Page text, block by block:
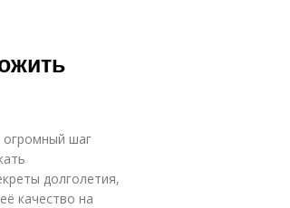
огромный шаг
долголетия,
качество на